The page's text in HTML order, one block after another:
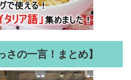
さの一言！まとめ】